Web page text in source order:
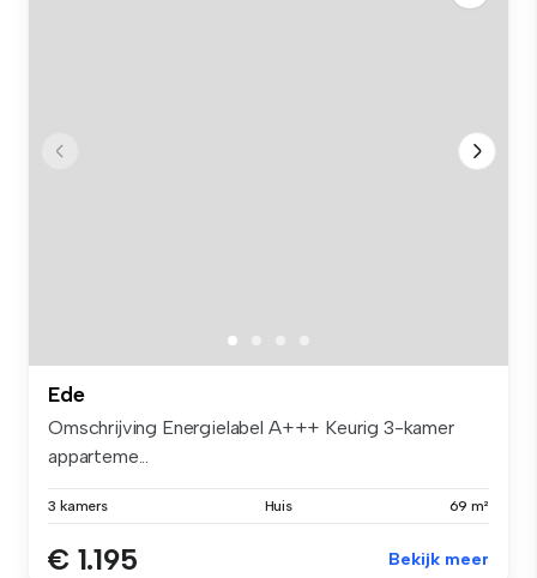
Ede
Omschrijving Energielabel A+++ Keurig 3-kamer
apparteme...
3 kamers Huis 69 m²
€ 1.195 Bekijk meer